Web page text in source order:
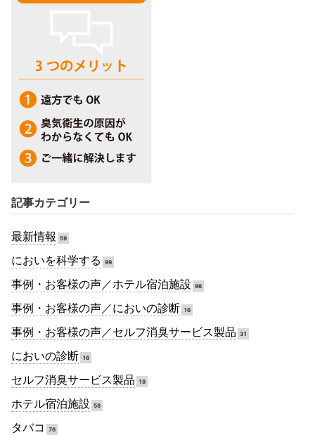
記事カテゴリー
最新情報 59
においを科学する 99
事例・お客様の声／ホテル宿泊施設 96
事例・お客様の声／においの診断 16
事例・お客様の声／セルフ消臭サービス製品 31
においの診断 16
セルフ消臭サービス製品 18
ホテル宿泊施設 58
タバコ 76